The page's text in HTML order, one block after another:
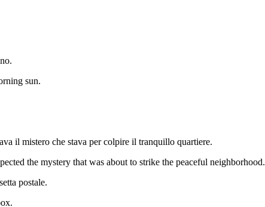
sun.
il mistero che stava per colpire il tranquillo quartiere.
the mystery that was about to strike the peaceful neighborhood.
postale.